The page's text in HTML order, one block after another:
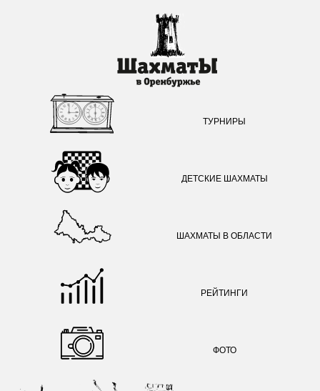
ТУРНИРЫ
ДЕТСКИЕ ШАХМАТЫ
ШАХМАТЫ В ОБЛАСТИ
РЕЙТИНГИ
ФОТО